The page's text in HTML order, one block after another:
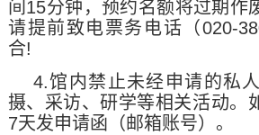
间15分钟，预约名额将过期作
请提前致电票务电话（020-
合!
4.馆内禁止未经申请的私
摄、采访、研学等相关活动。
7天发申请函（邮箱账号）。